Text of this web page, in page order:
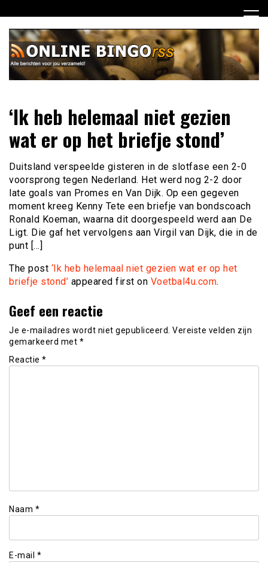
naar
inhoud
Online Bingo RSS
verzameld
‘Ik heb helemaal niet gezien
wat er op het briefje stond’
Duitsland verspeelde gisteren in de slotfase een 2-0
voorsprong tegen Nederland. Het werd nog 2-2 door
late goals van Promes en Van Dijk. Op een gegeven
moment kreeg Kenny Tete een briefje van bondscoach
Ronald Koeman, waarna dit doorgespeeld werd aan De
Ligt. Die gaf het vervolgens aan Virgil van Dijk, die in de
punt […]
The post ‘Ik heb helemaal niet gezien wat er op het
briefje stond’ appeared first on Voetbal4u.com.
Geef een reactie
Je e-mailadres wordt niet gepubliceerd. Vereiste velden zijn
gemarkeerd met *
Reactie *
Naam *
E-mail *